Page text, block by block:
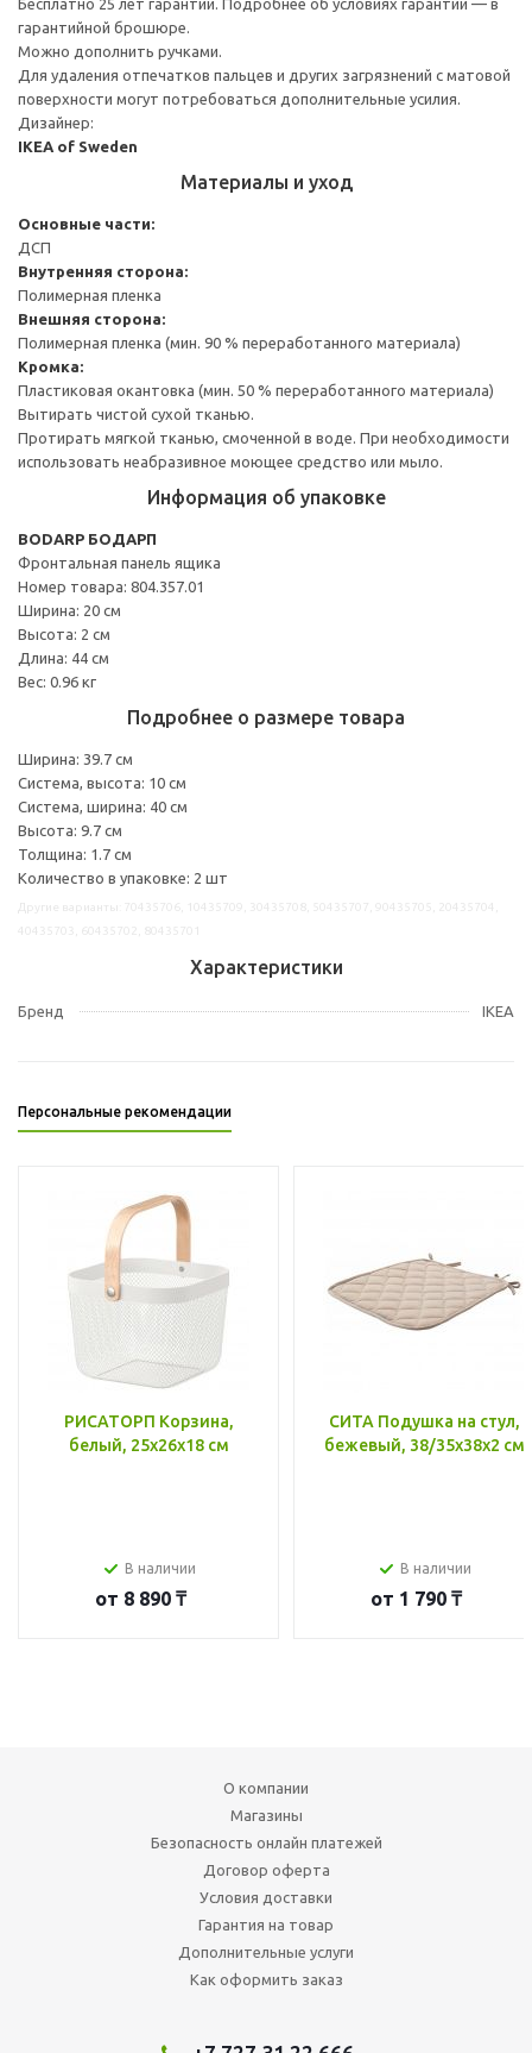
гарантийной брошюре.
Можно дополнить ручками.
Для удаления отпечатков пальцев и других загрязнений с матовой
поверхности могут потребоваться дополнительные усилия.
Дизайнер:
IKEA of Sweden
Материалы и уход
Основные части:
ДСП
Внутренняя сторона:
Полимерная пленка
Внешняя сторона:
Полимерная пленка (мин. 90 % переработанного материала)
Кромка:
Пластиковая окантовка (мин. 50 % переработанного материала)
Вытирать чистой сухой тканью.
Протирать мягкой тканью, смоченной в воде. При необходимости
использовать неабразивное моющее средство или мыло.
Информация об упаковке
BODARP БОДАРП
Фронтальная панель ящика
Номер товара: 804.357.01
Ширина: 20 см
Высота: 2 см
Длина: 44 см
Вес: 0.96 кг
Подробнее о размере товара
Ширина: 39.7 см
Система, высота: 10 см
Система, ширина: 40 см
Высота: 9.7 см
Толщина: 1.7 см
Количество в упаковке: 2 шт
Характеристики
Бренд IKEA
Персональные рекомендации
РИСАТОРП Корзина,
белый, 25x26x18 см
В наличии
от 8 890 ₸
СИТА Подушка на стул,
бежевый, 38/35x38x2 см
В наличии
от 1 790 ₸
О компании
Магазины
Безопасность онлайн платежей
Договор оферта
Условия доставки
Гарантия на товар
Дополнительные услуги
Как оформить заказ